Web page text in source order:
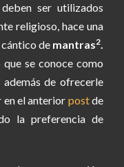
ser utilizados
religioso, hace una
cántico de mantras2
se conoce como
además de ofrecerle
en el anterior postde
la preferencia de